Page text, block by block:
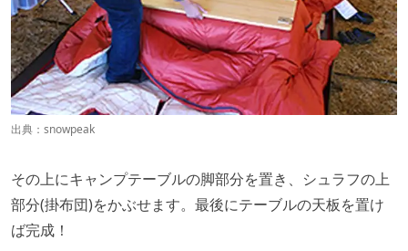
出典： snowpeak
その上にキャンプテーブルの脚部分を置き、シュラフの上
部分(掛布団)をかぶせます。最後にテーブルの天板を置け
ば完成！